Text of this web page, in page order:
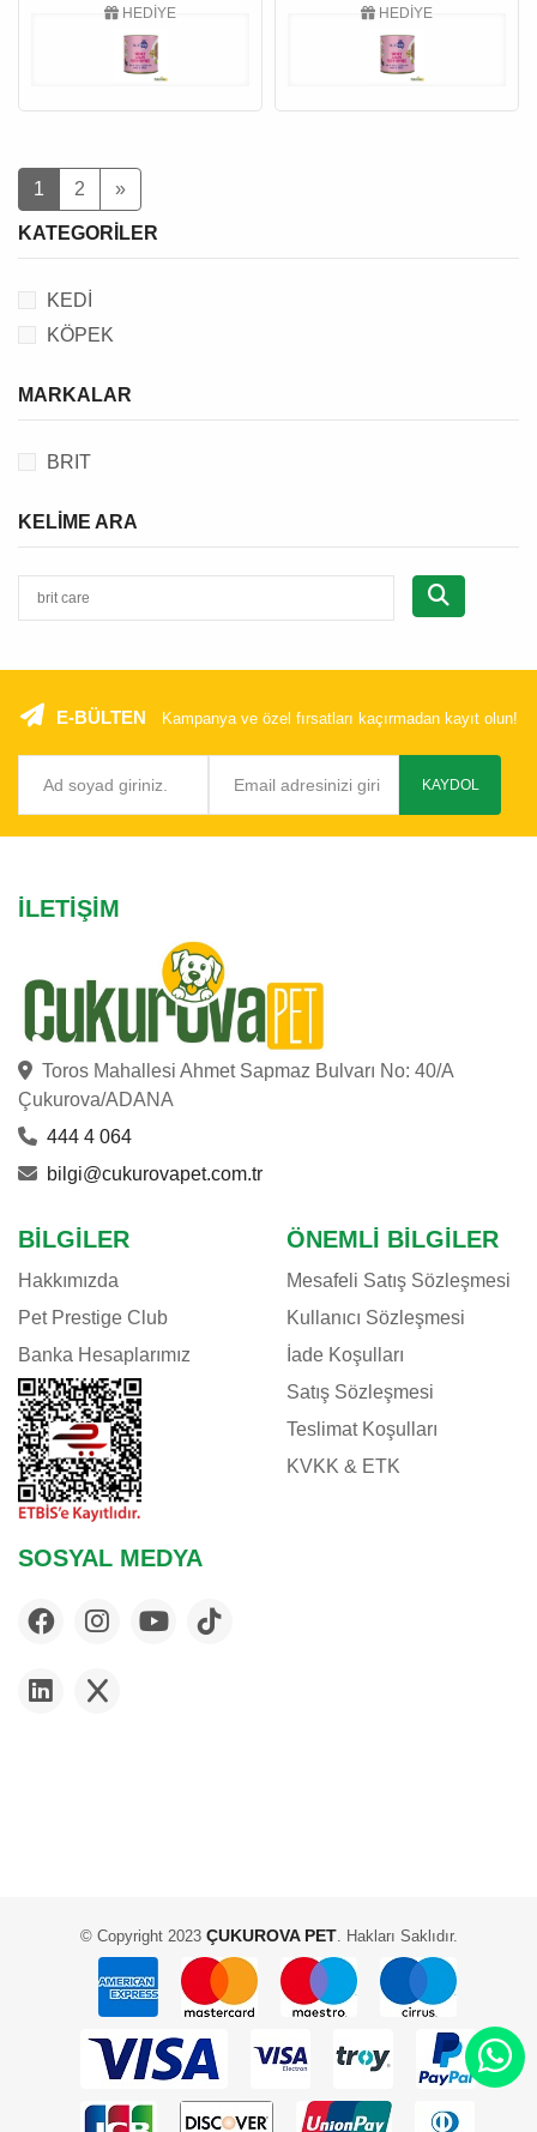
HEDİYE HEDİYE
1 2 »
KATEGORILER
KEDİ
KÖPEK
MARKALAR
BRIT
KELIME ARA
E-BÜLTEN Kampanya ve özel fırsatları kaçırmadan kayıt olun!
KAYDOL
İLETIŞIM
Toros Mahallesi Ahmet Sapmaz Bulvarı No: 40/A
Çukurova/ADANA
444 4 064
bilgi@cukurovapet.com.tr
BILGILER
Hakkımızda
Pet Prestige Club
Banka Hesaplarımız
ÖNEMLI BILGILER
Mesafeli Satış Sözleşmesi
Kullanıcı Sözleşmesi
İade Koşulları
Satış Sözleşmesi
Teslimat Koşulları
KVKK & ETK
SOSYAL MEDYA
© Copyright 2023ÇUKUROVA PET. Hakları Saklıdır.